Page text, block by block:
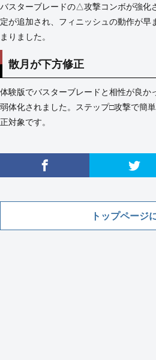
バスターブレードの△攻撃コンボが強化
定が追加され、フィニッシュの動作が早
まりました。
散月が下方修正
体験版でバスターブレードと相性が良か
弱体化されました。ステップ□攻撃で簡
正対象です。
トップページ